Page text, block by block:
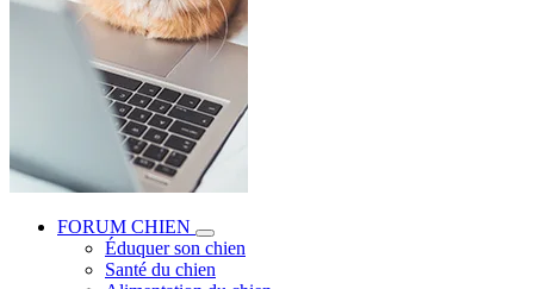
FORUM CHIEN
Éduquer son chien
Santé du chien